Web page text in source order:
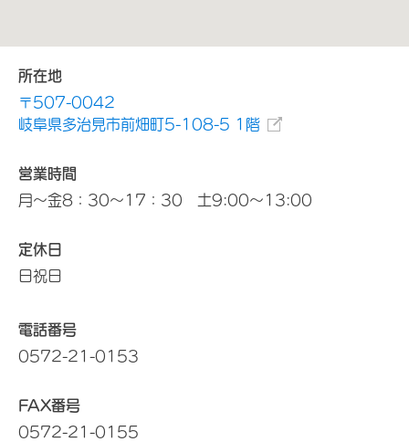
所在地
〒507-0042
岐阜県多治見市前畑町5-108-5 1階
営業時間
月～金8：30～17：30 土9:00～13:00
定休日
日祝日
電話番号
0572-21-0153
FAX番号
0572-21-0155